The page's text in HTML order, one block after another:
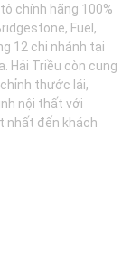
chính hãng 100%
Fuel,
12 chi nhánh tại
Hải Triều còn cung
thước lái,
nội thất với
nhất đến khách